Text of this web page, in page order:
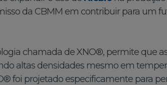
da CBMM em contribuir para um
chamada de XNO®, permite que
altas densidades mesmo em
foi projetado especificamente para